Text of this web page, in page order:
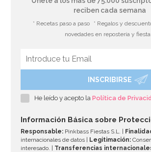
reciben cada semana
* Recetas paso a paso * Regalos y
novedades en repostería y
INSCRIBIRSE
He leído y acepto laPolítica de
Información Básica sobre
Responsable: Pinkbass Fiestas S.L. |
internacionales de datos |
Legitimación:
interesado. | Transferencias